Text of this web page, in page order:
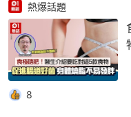
熱爆話題
8